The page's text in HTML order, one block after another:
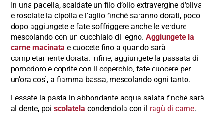
In una padella, scaldate un filo d’olio extravergine d’oliva
e rosolate la cipolla e l’aglio finché saranno dorati, poco
dopo aggiungete e fate soffriggere anche le verdure
mescolando con un cucchiaio di legno.Aggiungete la
carne macinata e cuocete fino a quando sarà
completamente dorata. Infine, aggiungete la passata di
pomodoro e coprite con il coperchio, fate cuocere per
un’ora così, a fiamma bassa, mescolando ogni tanto.
Lessate la pasta in abbondante acqua salata finché sarà
al dente, poiscolatela condendola con il ragù di carne.